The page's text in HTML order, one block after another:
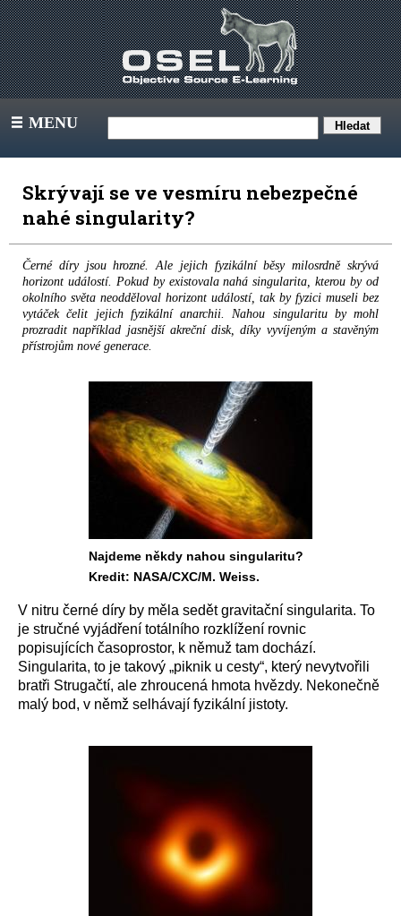
III MENU
Skrývají se ve vesmíru nebezpečné
nahé singularity?
Černé díry jsou hrozné. Ale jejich fyzikální běsy milosrdně skrývá
horizont událostí. Pokud by existovala nahá singularita, kterou by od
okolního světa neodděloval horizont událostí, tak by fyzici museli bez
vytáček čelit jejich fyzikální anarchii. Nahou singularitu by mohl
prozradit například jasnější akreční disk, díky vyvíjeným a stavěným
přístrojům nové generace.
Najdeme někdy nahou singularitu?
Kredit: NASA/CXC/M. Weiss.
V nitru černé díry by měla sedět gravitační singularita. To
je stručné vyjádření totálního rozklížení rovnic
popisujících časoprostor, k němuž tam dochází.
Singularita, to je takový „piknik u cesty“, který nevytvořili
bratři Strugačtí, ale zhroucená hmota hvězdy. Nekonečně
malý bod, v němž selhávají fyzikální jistoty.